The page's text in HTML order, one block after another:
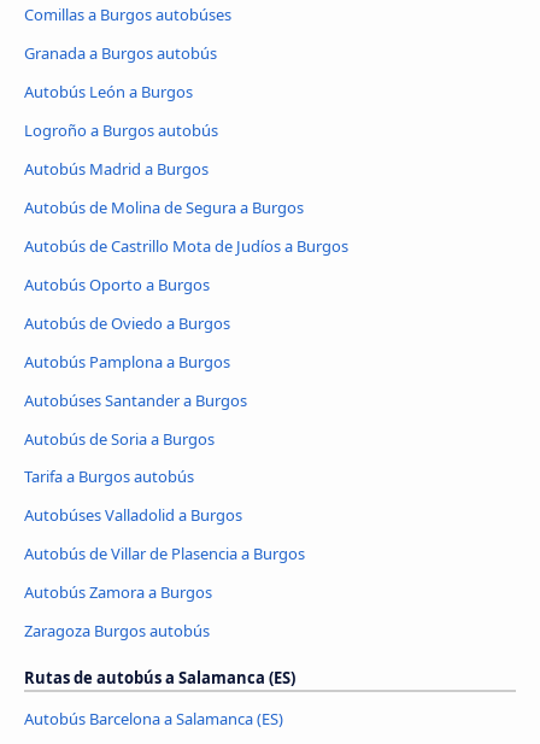
Comillas a Burgos autobúses
Granada a Burgos autobús
Autobús León a Burgos
Logroño a Burgos autobús
Autobús Madrid a Burgos
Autobús de Molina de Segura a Burgos
Autobús de Castrillo Mota de Judíos a Burgos
Autobús Oporto a Burgos
Autobús de Oviedo a Burgos
Autobús Pamplona a Burgos
Autobúses Santander a Burgos
Autobús de Soria a Burgos
Tarifa a Burgos autobús
Autobúses Valladolid a Burgos
Autobús de Villar de Plasencia a Burgos
Autobús Zamora a Burgos
Zaragoza Burgos autobús
Rutas de autobús a Salamanca (ES)
Autobús Barcelona a Salamanca (ES)